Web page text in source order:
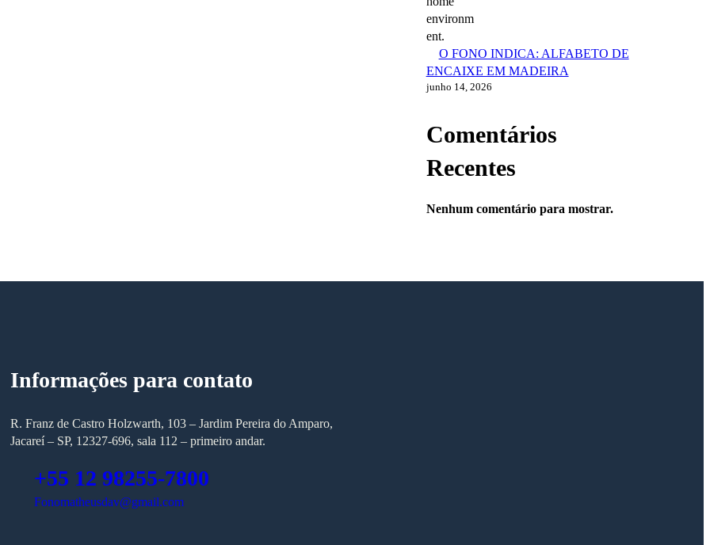
O FONO INDICA: ALFABETO DE
ENCAIXE EM MADEIRA
junho 14, 2026
Comentários
Recentes
Nenhum comentário para mostrar.
Informações para contato
R. Franz de Castro Holzwarth, 103 – Jardim Pereira do Amparo,
Jacareí – SP, 12327-696, sala 112 – primeiro andar.
+55 12 98255-7800
Fonomatheusdav@gmail.com